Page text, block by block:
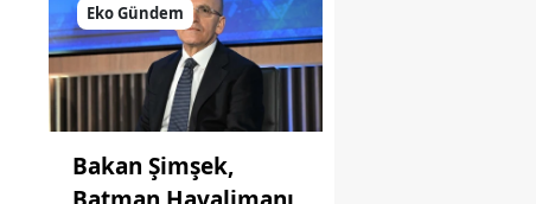
Eko Gündem
Bakan Şimşek,